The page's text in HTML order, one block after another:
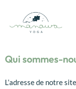
Qui sommes-
L’adresse de notre